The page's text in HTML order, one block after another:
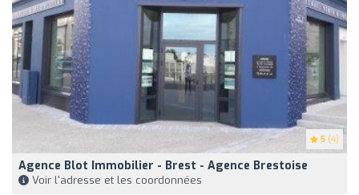
5 (4)
Agence Blot Immobilier - Brest - Agence Brestoise
Voir l'adresse et les coordonnées